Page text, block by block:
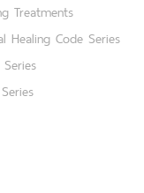
Treatments
Healing Code Series
Series